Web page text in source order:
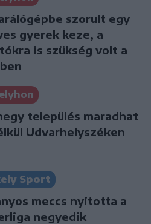
szorult egy
gyerek keze, a
is szükség volt a
település maradhat
Udvarhelyszéken
Sport
meccs nyitotta a
negyedik